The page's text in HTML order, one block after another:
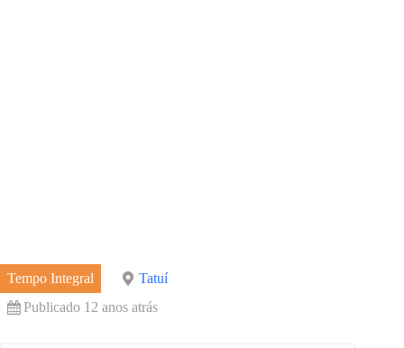
Tempo Integral
Tatuí
Publicado 12 anos atrás